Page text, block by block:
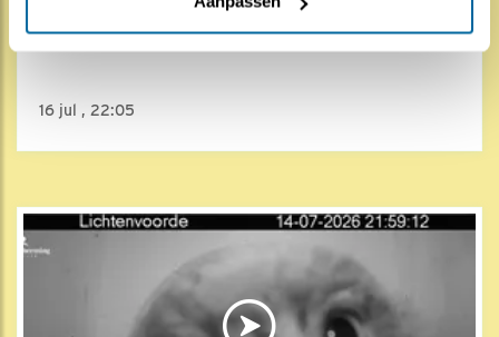
Uilen van Lichtenvoorde
16 jul , 22:05